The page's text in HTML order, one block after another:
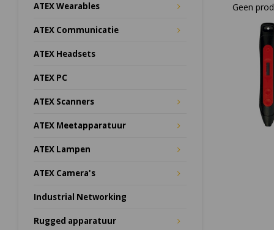
ATEX Wearables
ATEX Communicatie
ATEX Headsets
ATEX PC
ATEX Scanners
ATEX Meetapparatuur
ATEX Lampen
ATEX Camera's
Industrial Networking
Rugged apparatuur
Geen